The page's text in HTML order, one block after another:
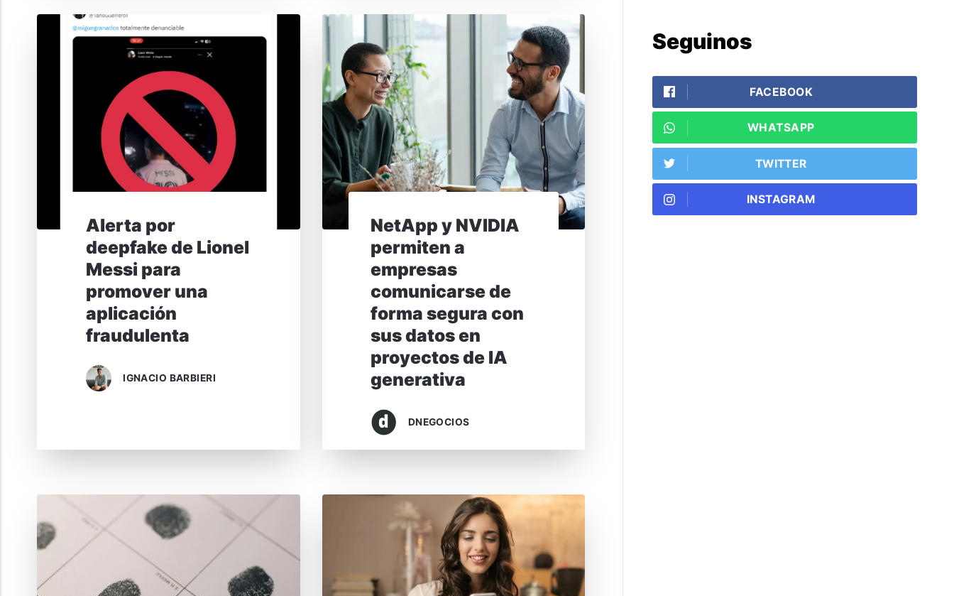
Alerta por
deepfake de Lionel
Messi para
promover una
aplicación
fraudulenta
IGNACIO BARBIERI
NetApp y NVIDIA
permiten a
empresas
comunicarse de
forma segura con
sus datos en
proyectos de IA
generativa
DNEGOCIOS
Seguinos
FACEBOOK
WHATSAPP
TWITTER
INSTAGRAM